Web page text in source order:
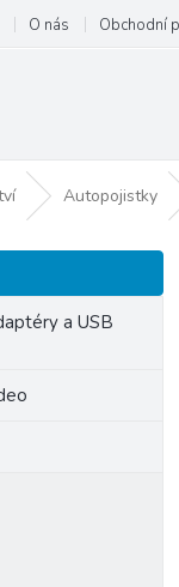
O nás Obchodní
Autopojistky
a USB